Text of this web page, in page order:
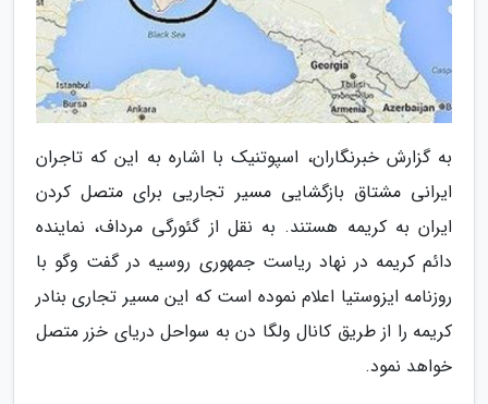
به گزارش خبرنگاران، اسپوتنیک با اشاره به این که تاجران
ایرانی مشتاق بازگشایی مسیر تجاریی برای متصل کردن
ایران به کریمه هستند. به نقل از گئورگی مرداف، نماینده
دائم کریمه در نهاد ریاست جمهوری روسیه در گفت وگو با
روزنامه ایزوستیا اعلام نموده است که این مسیر تجاری بنادر
کریمه را از طریق کانال ولگا دن به سواحل دریای خزر متصل
خواهد نمود.